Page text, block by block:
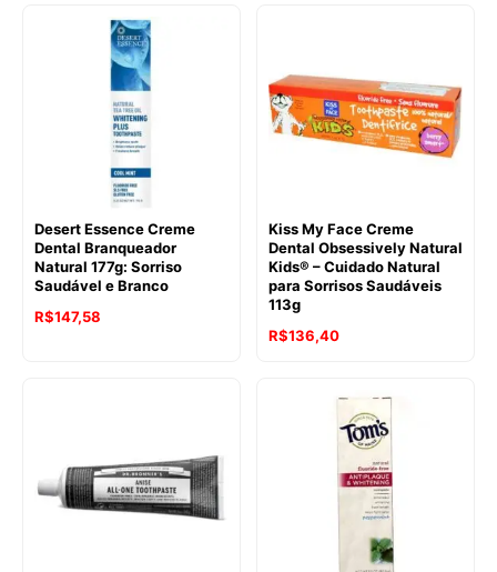
Desert Essence Creme
Dental Branqueador
Natural 177g: Sorriso
Saudável e Branco
R$147,58
Kiss My Face Creme
Dental Obsessively Natural
Kids® – Cuidado Natural
para Sorrisos Saudáveis
113g
R$136,40